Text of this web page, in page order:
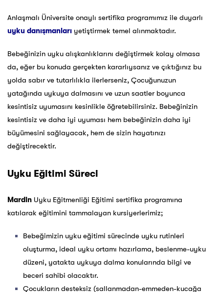
Anlaşmalı Üniversite onaylı sertifika programımız ile duyarlı
uyku danışmanları yetiştirmek temel alınmaktadır.
Bebeğinizin uyku alışkanlıklarını değiştirmek kolay olmasa
da, eğer bu konuda gerçekten kararlıysanız ve çıktığınız bu
yolda sabır ve tutarlılıkla ilerlerseniz, Çocuğunuzun
yatağında uykuya dalmasını ve uzun saatler boyunca
kesintisiz uyumasını kesinlikle öğretebilirsiniz. Bebeğinizin
kesintisiz ve daha iyi uyuması hem bebeğinizin daha iyi
büyümesini sağlayacak, hem de sizin hayatınızı
değiştirecektir.
Uyku Eğitimi Süreci
Mardin Uyku Eğitmenliği Eğitimi sertifika programına
katılarak eğitimini tammalayan kursiyerlerimiz;
Bebeğimizin uyku eğitimi sürecinde uyku rutinleri
oluşturma, ideal uyku ortamı hazırlama, beslenme-uyku
düzeni, yatakta uykuya dalma konularında bilgi ve
beceri sahibi olacaktır.
Çocukların desteksiz (sallanmadan-emmeden-kucağa